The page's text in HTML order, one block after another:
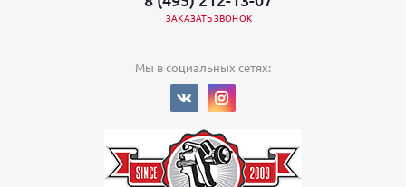
ЗАКАЗАТЬ ЗВОНОК
Мы в социальных сетях: